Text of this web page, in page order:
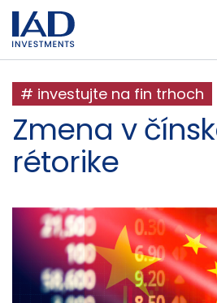
Prejsť na hlavný obsah
# investujte na fin trhoch
Zmena v
rétorike